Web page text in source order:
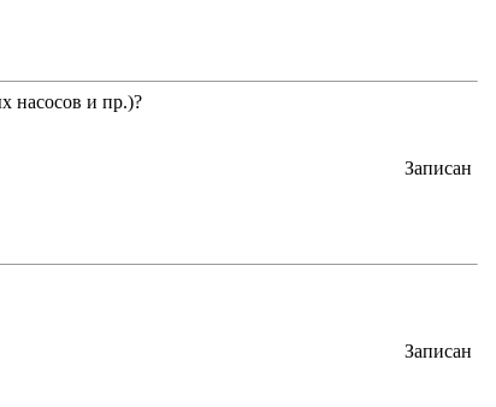
насосов и пр.)?
Записан
Записан